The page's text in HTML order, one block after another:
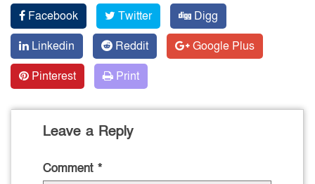
Facebook Twitter
Digg
Linkedin
Reddit
Google Plus
Pinterest
Print
Leave a Reply
Comment *